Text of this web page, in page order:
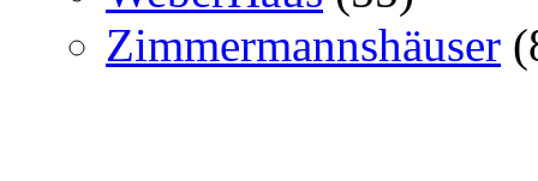
Zimmermannshäuser